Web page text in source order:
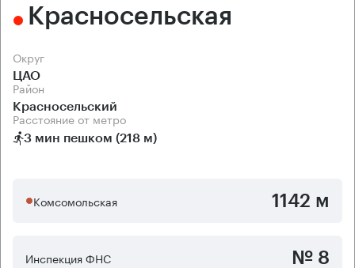
Красносельская
Округ
ЦАО
Район
Красносельский
Расстояние от метро
3 мин пешком (218 м)
Комсомольская 1142 м
Инспекция ФНС № 8